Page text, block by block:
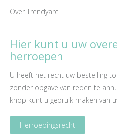
Over Trendyard
Hier kunt u uw
herroepen
U heeft het recht uw bestelling
zonder opgave van reden te
knop kunt u gebruik maken van
Herroepingsrecht